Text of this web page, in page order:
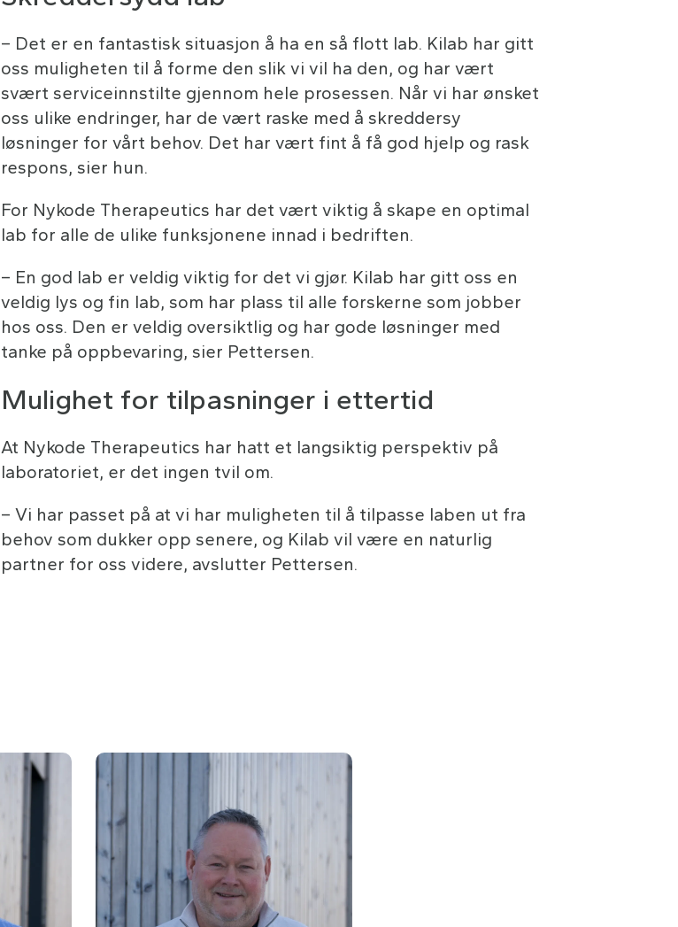
– Det er en fantastisk situasjon å ha en så flott lab. Kilab har gitt
oss muligheten til å forme den slik vi vil ha den, og har vært
svært serviceinnstilte gjennom hele prosessen. Når vi har ønsket
oss ulike endringer, har de vært raske med å skreddersy
løsninger for vårt behov. Det har vært fint å få god hjelp og rask
respons, sier hun.
For Nykode Therapeutics har det vært viktig å skape en optimal
lab for alle de ulike funksjonene innad i bedriften.
– En god lab er veldig viktig for det vi gjør. Kilab har gitt oss en
veldig lys og fin lab, som har plass til alle forskerne som jobber
hos oss. Den er veldig oversiktlig og har gode løsninger med
tanke på oppbevaring, sier Pettersen.
Mulighet for tilpasninger i ettertid
At Nykode Therapeutics har hatt et langsiktig perspektiv på
laboratoriet, er det ingen tvil om.
– Vi har passet på at vi har muligheten til å tilpasse laben ut fra
behov som dukker opp senere, og Kilab vil være en naturlig
partner for oss videre, avslutter Pettersen.